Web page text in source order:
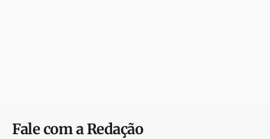
Fale com a Redação